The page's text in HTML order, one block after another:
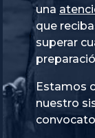
una
que
superar
Estamos
nuestro